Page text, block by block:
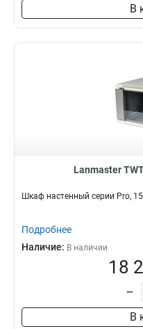
В
Lanmaster
Шкаф настенный серии Pro,
Подробнее
Наличие: В наличии
18
–
В